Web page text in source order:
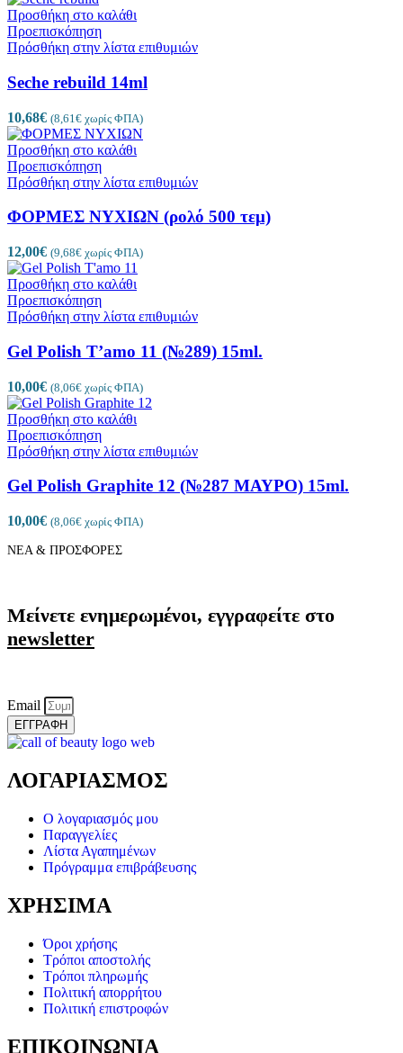
Προσθήκη στο καλάθι
Προεπισκόπηση
Πρόσθήκη στην λίστα επιθυμιών
Seche rebuild 14ml
10,68€ (8,61 € χωρίς ΦΠΑ)
Προσθήκη στο καλάθι
Προεπισκόπηση
Πρόσθήκη στην λίστα επιθυμιών
ΦΟΡΜΕΣ ΝΥΧΙΩΝ (ρολό 500 τεμ)
12,00€ (9,68€ χωρίς ΦΠΑ)
Προσθήκη στο καλάθι
Προεπισκόπηση
Πρόσθήκη στην λίστα επιθυμιών
Gel Polish T’amo 11 (№289) 15ml.
10,00€ (8,06€ χωρίς ΦΠΑ)
Προσθήκη στο καλάθι
Προεπισκόπηση
Πρόσθήκη στην λίστα επιθυμιών
Gel Polish Graphite 12 (№287 ΜΑΥΡΟ) 15ml.
10,00€ (8,06€ χωρίς ΦΠΑ)
ΝΕΑ & ΠΡΟΣΦΟΡΕΣ
Μείνετε ενημερωμένοι, εγγραφείτε στο
newsletter
Email
ΕΓΓΡΑΦΗ
ΛΟΓΑΡΙΑΣΜΟΣ
Ο λογαριασμός μου
Παραγγελίες
Λίστα Αγαπημένων
Πρόγραμμα επιβράβευσης
ΧΡΗΣΙΜΑ
Όροι χρήσης
Τρόποι αποστολής
Τρόποι πληρωμής
Πολιτική απορρήτου
Πολιτική επιστροφών
ΕΠΙΚΟΙΝΩΝΙΑ